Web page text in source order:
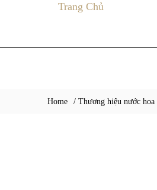
Trang Chủ
Home / Thương hiệu nước hoa